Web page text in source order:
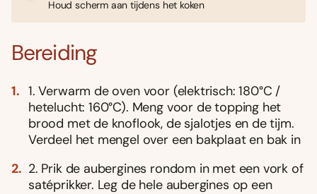
Houd scherm aan tijdens het koken
Bereiding
1. Verwarm de oven voor (elektrisch: 180°C /
hetelucht: 160°C). Meng voor de topping het
brood met de knoflook, de sjalotjes en de tijm.
Verdeel het mengel over een bakplaat en bak in
2. Prik de aubergines rondom in met een vork of
satéprikker. Leg de hele aubergines op een